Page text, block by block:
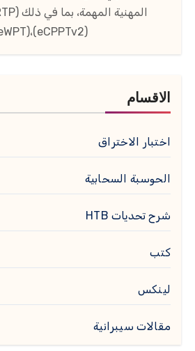
(eCPPTv2)،(eWPT).
الاقسام
اختبار الاختراق
الحوسبة السحابية
شرح تحديات HTB
كتب
لينكس
مقالات سيبرانية